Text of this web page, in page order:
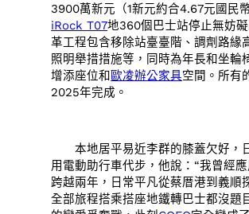
3900萬新元（1新元約合4.67元國民
iRock T07地360個巴士站停止無妨
革工程包含移除站臺臺階、調劑路緣
照明舉措措施等，同時為年長和坐輪
增添座位和歐凌辦公家具空間。所有
2025年完成。
本地居平易近李群的膝蓋欠好，
用電動助行車代步，他說：“我曾經
跨越兩年，日常平凡從蔡厝港到義順
全部旅程搭乘搭座地鐵轉巴士都沒題